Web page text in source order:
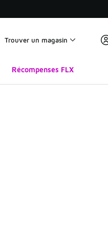
Trouver un magasin
Récompenses FLX